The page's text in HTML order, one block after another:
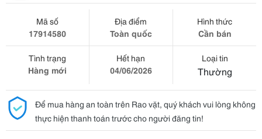
Mã số
17914580
Địa điểm
Toàn quốc
Hình thức
Cần bán
Tình trạng
Hàng mới
Hết hạn
04/06/2026
Loại tin
Thường
Để mua hàng an toàn trên Rao vặt, quý khách vui lòng không
thực hiện thanh toán trước cho người đăng tin!